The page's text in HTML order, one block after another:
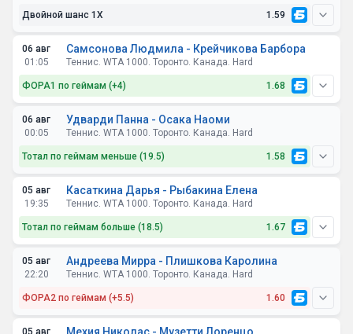
В первую очередь, в каждом матче были
провальные отрезки.
Локомотив Москва
половине “железнодорожники” усилиями Батракова и
Пиняева перевернули ход игры, сумев сравнять счет в
Двойной шанс 1X 1.59
Крылья Советов
Самарский клуб провел 3 хороших поединка на старте
сезоне, дважды сыграв вничью в чемпионате против
топовых московских команд – ЦСКА (1:1) и “Динамо”
(0:0).
06 авг
01:05
Самсонова Людмила - Крейчикова Барбора
Теннис. WTA 1000. Торонто. Канада. Hard
ФОРА1 по геймам (+4) 1.68
Переезд в Монреаль вновь принес пользу.
Самсонова здесь уже успела переиграть Тьен в
невероятно сложном поединке – 7:6, 7:5.
Крейчикова за последний год отправлялась на
06 авг
00:05
Удварди Панна - Осака Наоми
Теннис. WTA 1000. Торонто. Канада. Hard
Тотал по геймам меньше (19.5) 1.58
И там, и там у нее лишь 2:4. Причем на “синих”
кортах она чуть подправила статистику благодаря
выигрышу в Торонто над немкой Лис.
05 авг
19:35
Касаткина Дарья - Рыбакина Елена
Теннис. WTA 1000. Торонто. Канада. Hard
Тотал по геймам больше (18.5) 1.67
05 авг
22:20
Андреева Мирра - Плишкова Каролина
Теннис. WTA 1000. Торонто. Канада. Hard
ФОРА2 по геймам (+5.5) 1.60
05 авг